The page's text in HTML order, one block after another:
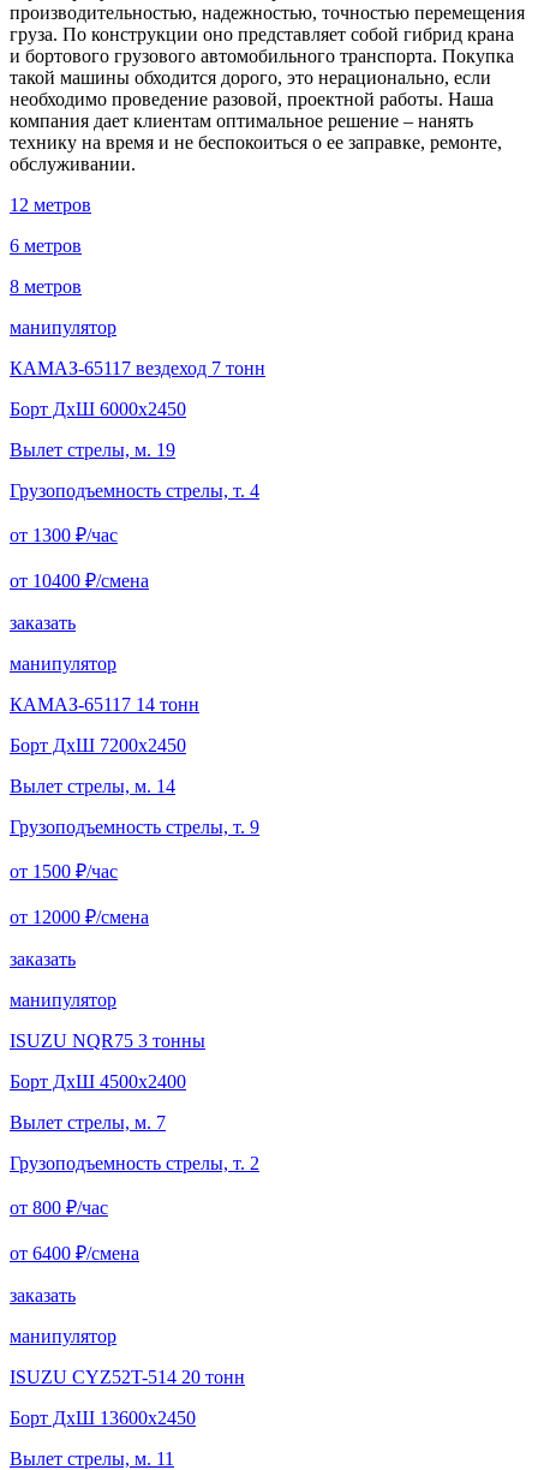
производительностью, надежностью, точностью перемещения
груза. По конструкции оно представляет собой гибрид крана
и бортового грузового автомобильного транспорта. Покупка
такой машины обходится дорого, это нерационально, если
необходимо проведение разовой, проектной работы. Наша
компания дает клиентам оптимальное решение – нанять
технику на время и не беспокоиться о ее заправке, ремонте,
обслуживании.
12 метров
6 метров
8 метров
манипулятор
КАМАЗ-65117 вездеход 7 тонн
Борт ДxШ 6000x2450
Вылет стрелы, м. 19
Грузоподъемность стрелы, т. 4
от 1300 ₽/час
от 10400 ₽/смена
заказать
манипулятор
КАМАЗ-65117 14 тонн
Борт ДxШ 7200x2450
Вылет стрелы, м. 14
Грузоподъемность стрелы, т. 9
от 1500 ₽/час
от 12000 ₽/смена
заказать
манипулятор
ISUZU NQR75 3 тонны
Борт ДxШ 4500x2400
Вылет стрелы, м. 7
Грузоподъемность стрелы, т. 2
от 800 ₽/час
от 6400 ₽/смена
заказать
манипулятор
ISUZU CYZ52T-514 20 тонн
Борт ДxШ 13600x2450
Вылет стрелы, м. 11